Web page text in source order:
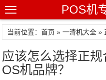
POS机
当前位置：首页 »一清机大全 »
应该怎么选择正
OS机品牌？